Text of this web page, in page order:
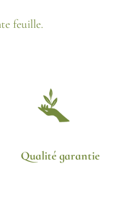
feuille.
Qualité garantie